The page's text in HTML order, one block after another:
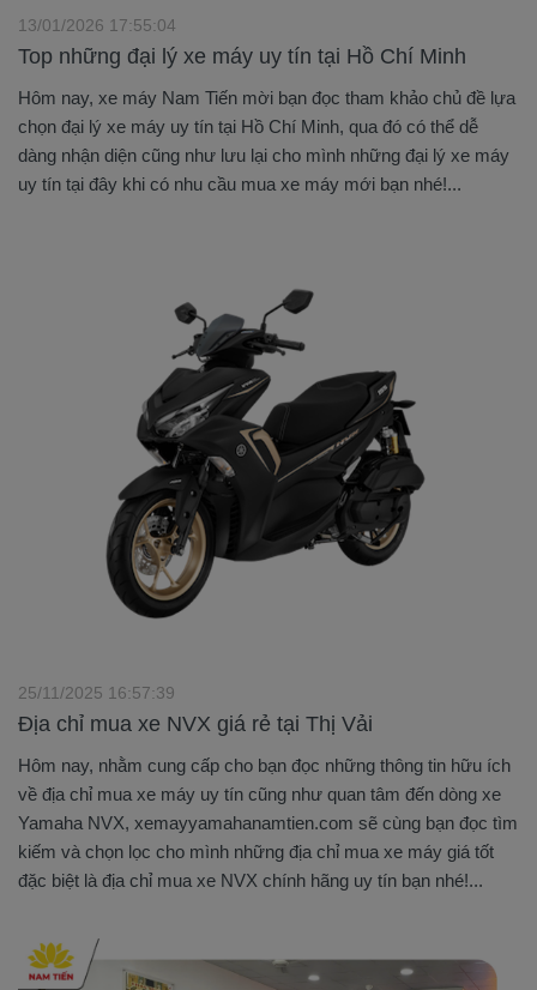
Top những đại lý xe máy uy tín tại Hồ Chí Minh
13/01/2026 17:55:04
Hôm nay, xe máy Nam Tiến mời bạn đọc tham khảo chủ đề lựa
chọn đại lý xe máy uy tín tại Hồ Chí Minh, qua đó có thể dễ
dàng nhận diện cũng như lưu lại cho mình những đại lý xe máy
uy tín tại đây khi có nhu cầu mua xe máy mới bạn nhé!...
Địa chỉ mua xe NVX giá rẻ tại Thị Vải
25/11/2025 16:57:39
Hôm nay, nhằm cung cấp cho bạn đọc những thông tin hữu ích
về địa chỉ mua xe máy uy tín cũng như quan tâm đến dòng xe
Yamaha NVX, xemayyamahanamtien.com sẽ cùng bạn đọc tìm
kiếm và chọn lọc cho mình những địa chỉ mua xe máy giá tốt
đặc biệt là địa chỉ mua xe NVX chính hãng uy tín bạn nhé!...